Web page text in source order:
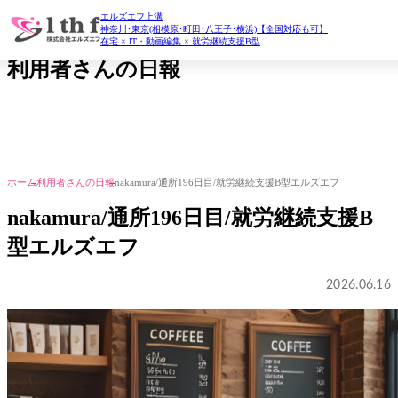
エルズエフ上溝
神奈川･東京(相模原･町田･八王子･横浜)【全国対応も可】
在宅 × IT・動画編集 × 就労継続支援B型
daily report
利用者さんの日報
ホーム利用者さんの日報nakamura/通所196日目/就労継続支援B型エルズエフ
nakamura/通所196日目/就労継続支援B
型エルズエフ
2026.06.16